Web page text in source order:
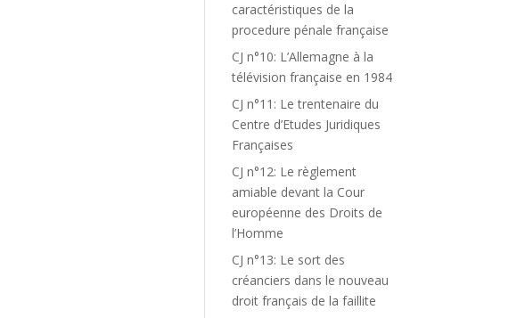
caractéristiques de la
procedure pénale française
CJ n°10: L’Allemagne à la
télévision française en 1984
CJ n°11: Le trentenaire du
Centre d’Etudes Juridiques
Françaises
CJ n°12: Le règlement
amiable devant la Cour
européenne des Droits de
l’Homme
CJ n°13: Le sort des
créanciers dans le nouveau
droit français de la faillite